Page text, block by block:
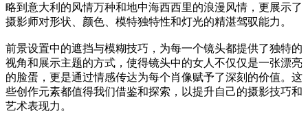
略到意大利的风情万种和地中海西西里的浪漫风情，更展示了
摄影师对形状、颜色、模特独特性和灯光的精湛驾驭能力。
前景设置中的遮挡与模糊技巧，为每一个镜头都提供了独特的
视角和展示主题的方式，使得镜头中的女人不仅仅是一张漂亮
的脸蛋，更是通过情感传达为每个肖像赋予了深刻的价值。这
些创作元素都值得我们借鉴和探索，以提升自己的摄影技巧和
艺术表现力。